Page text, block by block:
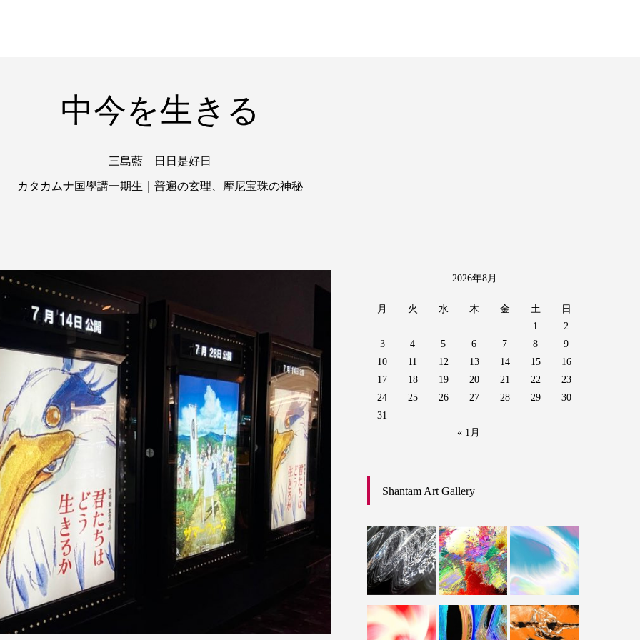
中今を生きる
三島藍 日日是好日
カタカムナ国學講一期生｜普遍の玄理、摩尼宝珠の神秘
2026年8月
月 火 水 木 金 土
日
1
2
3
4 5 6 7 8
9
10
11 12 13 14 15
16
17
18 19 20 21 22
23
24
25 26 27 28 29
30
31
« 1月
Shantam Art Gallery